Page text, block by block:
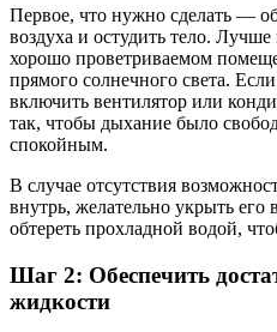
Первое, что нужно сделать —
воздуха и остудить тело.
хорошо проветриваемом
прямого солнечного света.
включить вентилятор или
так, чтобы дыхание было
спокойным.
В случае отсутствия
внутрь, желательно укрыть
обтереть прохладной водой,
Шаг 2: Обеспечить
жидкости